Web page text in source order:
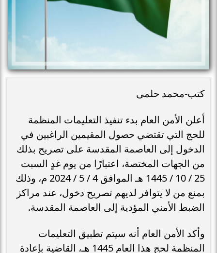
كتب-محمد حلمى
أعلن الأمن العام بدء تنفيذ التعليمات المنظمة
للحج التي تقتضي حصول المقيمين الراغبين في
الدخول إلى العاصمة المقدسة على تصريح بذلك
من الجهات المختصة، اعتبارًا من يوم غدٍ السبت
25 / 10 / 1445 هـ الموافق 4 / 5 / 2024 م، وذلك
بمنع من لا يتوافر لديهم تصريح دخول، عند مراكز
الضبط الأمني المؤدية إلى العاصمة المقدسة.
وأكد الأمن العام أنه سيتم تطبيق التعليمات
المنظمة لحج هذا العام 1445 هـ، القاضية بإعادة